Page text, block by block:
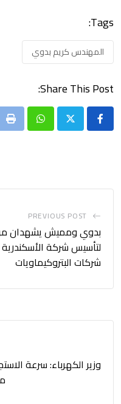
Tags:
المهندس كريم بدوي
Share This Post:
Whatsapp
PREVIOUS POST
بدوي ومميش يشهدان
لتأسيس شركة الأسكندرية
شركات البتروكيماويات
وزير الكهرباء: سرعة